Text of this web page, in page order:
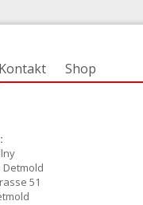
Kontakt Shop
Detmold
51